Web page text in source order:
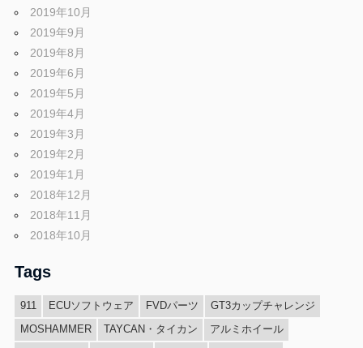
2019年10月
2019年9月
2019年8月
2019年6月
2019年5月
2019年4月
2019年3月
2019年2月
2019年1月
2018年12月
2018年11月
2018年10月
Tags
911 ECUソフトウェア FVDパーツ
GT3カップチャレンジ
MOSHAMMER
TAYCAN・タイカン
アルミホイール